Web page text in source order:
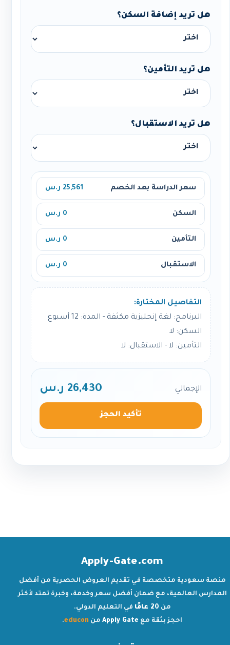
هل تريد إضافة السكن؟
هل تريد التأمين؟
هل تريد الاستقبال؟
سعر الدراسة بعد الخصم 25,561 ر.س
السكن 0 ر.س
التأمين 0 ر.س
الاستقبال 0 ر.س
التفاصيل المختارة:
البرنامج: لغة إنجليزية مكثفة - المدة: 12 أسبوع
السكن: لا
التأمين: لا - الاستقبال: لا
الإجمالي 26,430 ر.س
تأكيد الحجز
Apply-Gate.com
منصة سعودية متخصصة في تقديم العروض الحصرية من أفضل
المدارس العالمية، مع ضمان أفضل سعر وخدمة، وخبرة تمتد لأكثر
من 20 عامًا
في التعليم الدولي.
احجز بثقة مع Apply Gate من educon
.